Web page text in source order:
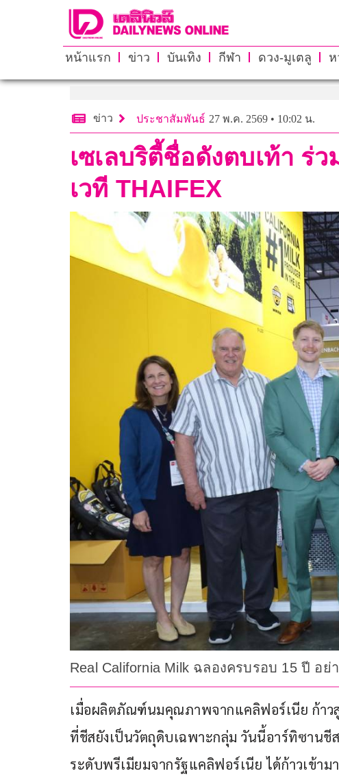
หน้าแรก ข่าว บันเทิง กีฬา ดวง-มูเตลู ห
ข่าว ประชาสัมพันธ์ 27 พ.ค. 2569 • 10:02 น.
เซเลบริตี้ชื่อดังตบเท้า ร่
เวที THAIFEX
Real California Milk ฉลองครบรอบ 15 ปี อ
เมื่อผลิตภัณฑ์นมคุณภาพจากแคลิฟอร์เนีย ก้าว
ที่ชีสยังเป็นวัตถุดิบเฉพาะกลุ่ม วันนี้อาร์ทิซาน
ระดับพรีเมียมจากรัฐแคลิฟอร์เนีย ได้ก้าวเข้า